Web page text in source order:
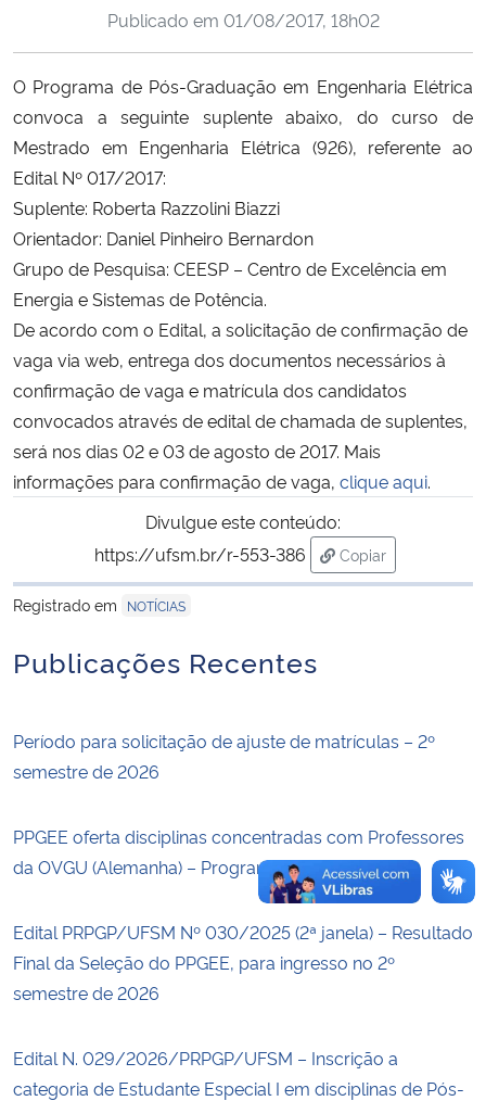
Ministério da Cidadania
Ministério de Minas e Energia
Ministério da Ciência, Tecnologia, Inovações e Comunicações
Ministério do Meio Ambiente
Ministério do Turismo
Ministério do Desenvolvimento Regional
Controladoria-Geral da União
Ministério da Mulher, da Família e dos Direitos Humanos
Gabinete de Segurança Institucional
Banco Central do Brasil
Publicado em 01/08/2017, 18h02
O Programa de Pós-Graduação em Engenharia Elétrica
convoca a seguinte suplente abaixo, do curso de
Mestrado em Engenharia Elétrica (926), referente ao
Edital Nº 017/2017:
Suplente: Roberta Razzolini Biazzi
Orientador: Daniel Pinheiro Bernardon
Grupo de Pesquisa: CEESP – Centro de Excelência em
Energia e Sistemas de Potência.
De acordo com o Edital, a solicitação de confirmação de
vaga via web, entrega dos documentos necessários à
confirmação de vaga e matrícula dos candidatos
convocados através de edital de chamada de suplentes,
será nos dias 02 e 03 de agosto de 2017. Mais
informações para confirmação de vaga, clique aqui.
Divulgue este conteúdo:
https://ufsm.br/r-553-386
Copiar
para área de
Registrado em
NOTÍCIAS
Publicações Recentes
Período para solicitação de ajuste de matrículas – 2º
semestre de 2026
PPGEE oferta disciplinas concentradas com Professores
da OVGU (Alemanha) – Programa DeBraIA
Edital PRPGP/UFSM Nº 030/2025 (2ª janela) – Resultado
Final da Seleção do PPGEE, para ingresso no 2º
semestre de 2026
Edital N. 029/2026/PRPGP/UFSM – Inscrição a
categoria de Estudante Especial I em disciplinas de Pós-